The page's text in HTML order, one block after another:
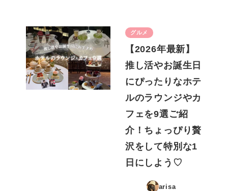
グルメ
【2026年最新】
推し活やお誕生日
にぴったりなホテ
ルのラウンジやカ
フェを9選ご紹
介！ちょっぴり贅
沢をして特別な1
日にしよう♡
arisa